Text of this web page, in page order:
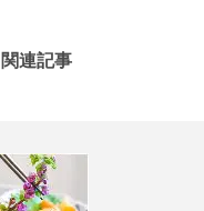
関連記事